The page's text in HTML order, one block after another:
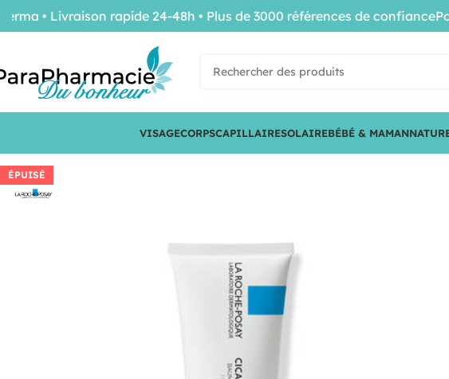
VISAGECORPSCAPILLAIRESOLAIREBÉBÉ & MAMAN
ÉPUISÉ
• Livraison rapide 24-48h • Plus de 3000 références de confiance